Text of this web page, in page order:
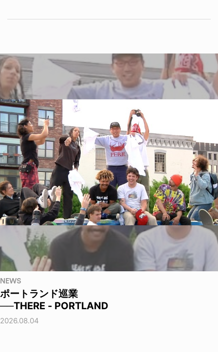
NEWS
ポートランド巡業
──THERE - PORTLAND
2026.08.04